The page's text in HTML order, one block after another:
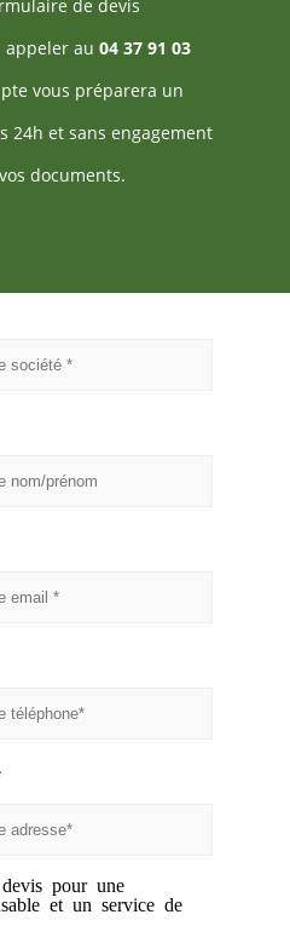
de devis
au 04 37 91 03
vous préparera un
24h et sans engagement
documents.
pour une
et un service de